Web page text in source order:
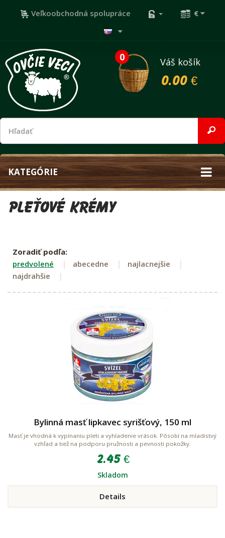
Veľkoobchodná spolupráce €
0
Váš košík
0.00 €
KATEGÓRIE
Pleťové krémy
Zoradiť podľa:
predvolené
abecedne
najlacnejšie
najdrahšie
Bylinná masť lipkavec syrišťový, 150 ml
Masť je vhodná k vypínaniu pleti a vyhladenie vrások. Pôsobí na mladistvý
vzhľad a tiež na podporu pružnosti a pevnosti pokožky.
2.45 €
Skladom
Details